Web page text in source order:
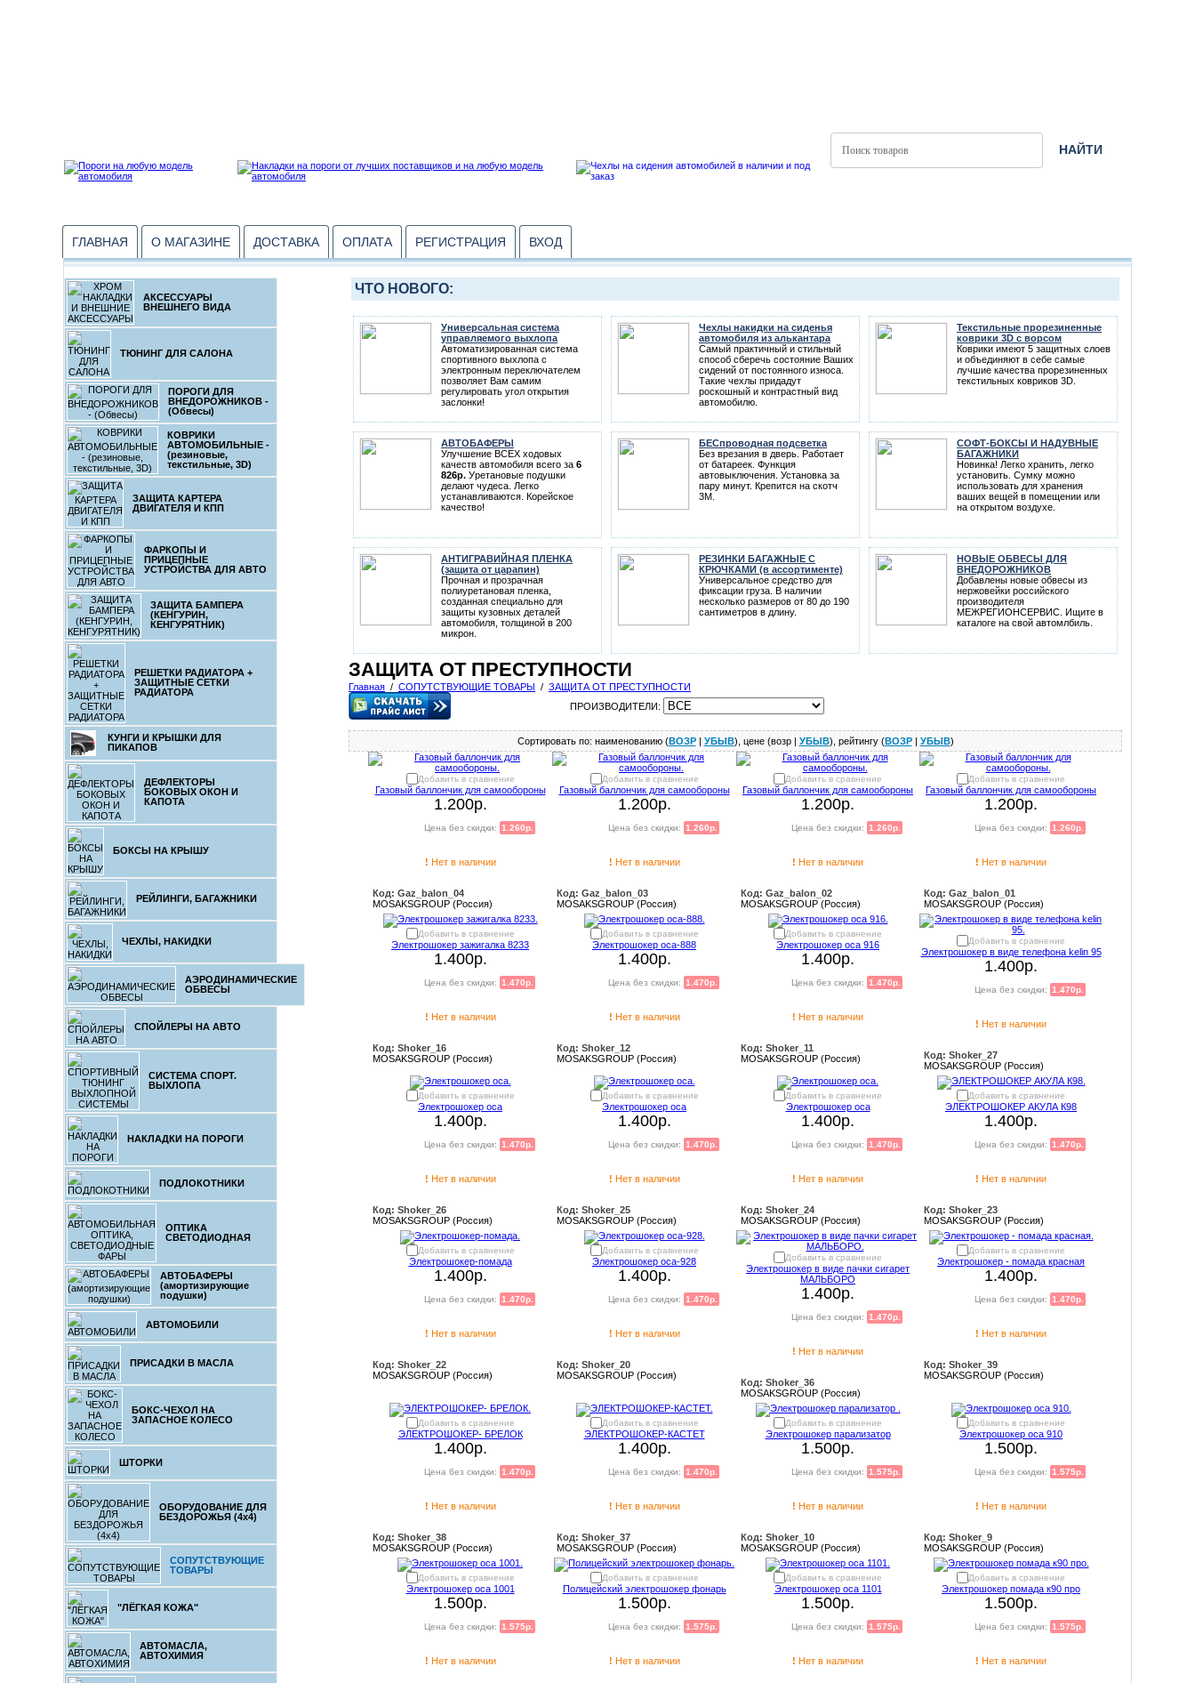
ГЛАВНАЯ О МАГАЗИНЕ ДОСТАВКА ОПЛАТА РЕГИСТРАЦИЯ ВХОД
АКСЕССУАРЫ
ВНЕШНЕГО ВИДА
ТЮНИНГ ДЛЯ САЛОНА
ПОРОГИ ДЛЯ
ВНЕДОРОЖНИКОВ -
(Обвесы)
КОВРИКИ
АВТОМОБИЛЬНЫЕ -
(резиновые,
текстильные, 3D)
ЗАЩИТА КАРТЕРА
ДВИГАТЕЛЯ И КПП
ФАРКОПЫ И
ПРИЦЕПНЫЕ
УСТРОЙСТВА ДЛЯ АВТО
ЗАЩИТА БАМПЕРА
(КЕНГУРИН,
КЕНГУРЯТНИК)
РЕШЕТКИ РАДИАТОРА +
ЗАЩИТНЫЕ СЕТКИ
РАДИАТОРА
КУНГИ И КРЫШКИ ДЛЯ
ПИКАПОВ
ДЕФЛЕКТОРЫ
БОКОВЫХ ОКОН И
КАПОТА
БОКСЫ НА КРЫШУ
РЕЙЛИНГИ, БАГАЖНИКИ
ЧЕХЛЫ, НАКИДКИ
АЭРОДИНАМИЧЕСКИЕ
ОБВЕСЫ
СПОЙЛЕРЫ НА АВТО
СИСТЕМА СПОРТ.
ВЫХЛОПА
НАКЛАДКИ НА ПОРОГИ
ПОДЛОКОТНИКИ
ОПТИКА
СВЕТОДИОДНАЯ
АВТОБАФЕРЫ
(амортизирующие
подушки)
АВТОМОБИЛИ
ПРИСАДКИ В МАСЛА
БОКС-ЧЕХОЛ НА
ЗАПАСНОЕ КОЛЕСО
ШТОРКИ
ОБОРУДОВАНИЕ ДЛЯ
БЕЗДОРОЖЬЯ (4x4)
СОПУТСТВУЮЩИЕ
ТОВАРЫ
"ЛЁГКАЯ КОЖА"
АВТОМАСЛА,
АВТОХИМИЯ
ЧТО НОВОГО:
Универсальная система
управляемого выхлопа
Автоматизированная система
спортивного выхлопа с
электронным переключателем
позволяет Вам самим
регулировать угол открытия
заслонки!
Чехлы накидки на сиденья
автомобиля из алькантара
Самый практичный и стильный
способ сберечь состояние Ваших
сидений от постоянного износа.
Такие чехлы придадут
роскошный и контрастный вид
автомобилю.
Текстильные прорезиненные
коврики 3D с ворсом
Коврики имеют 5 защитных слоев
и объединяют в себе самые
лучшие качества прорезиненных
текстильных ковриков 3D.
АВТОБАФЕРЫ
Улучшение ВСЕХ ходовых
качеств автомобиля всего за 6
826р. Уретановые подушки
делают чудеса. Легко
устанавливаются. Корейское
качество!
БЕСпроводная подсветка
Без врезания в дверь. Работает
от батареек. Функция
автовыключения. Установка за
пару минут. Крепится на скотч
3M.
СОФТ-БОКСЫ И НАДУВНЫЕ
БАГАЖНИКИ
Новинка! Легко хранить, легко
установить. Сумку можно
использовать для хранения
ваших вещей в помещении или
на открытом воздухе.
АНТИГРАВИЙНАЯ ПЛЕНКА
(защита от царапин)
Прочная и прозрачная
полиуретановая пленка,
созданная специально для
защиты кузовных деталей
автомобиля, толщиной в 200
микрон.
РЕЗИНКИ БАГАЖНЫЕ С
КРЮЧКАМИ (в ассортименте)
Универсальное средство для
фиксации груза. В наличии
несколько размеров от 80 до 190
сантиметров в длину.
НОВЫЕ ОБВЕСЫ ДЛЯ
ВНЕДОРОЖНИКОВ
Добавлены новые обвесы из
нержовейки российского
производителя
МЕЖРЕГИОНСЕРВИС. Ищите в
каталоге на свой автомлбиль.
ЗАЩИТА ОТ ПРЕСТУПНОСТИ
Главная / СОПУТСТВУЮЩИЕ ТОВАРЫ / ЗАЩИТА ОТ ПРЕСТУПНОСТИ
ПРОИЗВОДИТЕЛИ:
Сортировать по: наименованию (ВОЗР| УБЫВ), цене (возр | УБЫВ), рейтингу (ВОЗР| УБЫВ)
Добавить в сравнение
Газовый баллончик для самообороны
1.200р.
Цена без скидки: 1.260р.
! Нет в наличии
Код: Gaz_balon_04
MOSAKSGROUP (Россия)
Добавить в сравнение
Газовый баллончик для самообороны
1.200р.
Цена без скидки: 1.260р.
! Нет в наличии
Код: Gaz_balon_03
MOSAKSGROUP (Россия)
Добавить в сравнение
Газовый баллончик для самообороны
1.200р.
Цена без скидки: 1.260р.
! Нет в наличии
Код: Gaz_balon_02
MOSAKSGROUP (Россия)
Добавить в сравнение
Газовый баллончик для самообороны
1.200р.
Цена без скидки: 1.260р.
! Нет в наличии
Код: Gaz_balon_01
MOSAKSGROUP (Россия)
Добавить в сравнение
Электрошокер зажигалка 8233
1.400р.
Цена без скидки: 1.470р.
! Нет в наличии
Код: Shoker_16
MOSAKSGROUP (Россия)
Добавить в сравнение
Электрошокер оса-888
1.400р.
Цена без скидки: 1.470р.
! Нет в наличии
Код: Shoker_12
MOSAKSGROUP (Россия)
Добавить в сравнение
Электрошокер оса 916
1.400р.
Цена без скидки: 1.470р.
! Нет в наличии
Код: Shoker_11
MOSAKSGROUP (Россия)
Добавить в сравнение
Электрошокер в виде телефона kelin 95
1.400р.
Цена без скидки: 1.470р.
! Нет в наличии
Код: Shoker_27
MOSAKSGROUP (Россия)
Добавить в сравнение
Электрошокер оса
1.400р.
Цена без скидки: 1.470р.
! Нет в наличии
Код: Shoker_26
MOSAKSGROUP (Россия)
Добавить в сравнение
Электрошокер оса
1.400р.
Цена без скидки: 1.470р.
! Нет в наличии
Код: Shoker_25
MOSAKSGROUP (Россия)
Добавить в сравнение
Электрошокер оса
1.400р.
Цена без скидки: 1.470р.
! Нет в наличии
Код: Shoker_24
MOSAKSGROUP (Россия)
Добавить в сравнение
ЭЛЕКТРОШОКЕР АКУЛА К98
1.400р.
Цена без скидки: 1.470р.
! Нет в наличии
Код: Shoker_23
MOSAKSGROUP (Россия)
Добавить в сравнение
Электрошокер-помада
1.400р.
Цена без скидки: 1.470р.
! Нет в наличии
Код: Shoker_22
MOSAKSGROUP (Россия)
Добавить в сравнение
Электрошокер оса-928
1.400р.
Цена без скидки: 1.470р.
! Нет в наличии
Код: Shoker_20
MOSAKSGROUP (Россия)
Добавить в сравнение
Электрошокер в виде пачки сигарет
МАЛЬБОРО
1.400р.
Цена без скидки: 1.470р.
! Нет в наличии
Код: Shoker_36
MOSAKSGROUP (Россия)
Добавить в сравнение
Электрошокер - помада красная
1.400р.
Цена без скидки: 1.470р.
! Нет в наличии
Код: Shoker_39
MOSAKSGROUP (Россия)
Добавить в сравнение
ЭЛЕКТРОШОКЕР- БРЕЛОК
1.400р.
Цена без скидки: 1.470р.
! Нет в наличии
Код: Shoker_38
MOSAKSGROUP (Россия)
Добавить в сравнение
ЭЛЕКТРОШОКЕР-КАСТЕТ
1.400р.
Цена без скидки: 1.470р.
! Нет в наличии
Код: Shoker_37
MOSAKSGROUP (Россия)
Добавить в сравнение
Электрошокер парализатор
1.500р.
Цена без скидки: 1.575р.
! Нет в наличии
Код: Shoker_10
MOSAKSGROUP (Россия)
Добавить в сравнение
Электрошокер оса 910
1.500р.
Цена без скидки: 1.575р.
! Нет в наличии
Код: Shoker_9
MOSAKSGROUP (Россия)
Добавить в сравнение
Электрошокер оса 1001
1.500р.
Цена без скидки: 1.575р.
! Нет в наличии
Добавить в сравнение
Полицейский электрошокер фонарь
1.500р.
Цена без скидки: 1.575р.
! Нет в наличии
Добавить в сравнение
Электрошокер оса 1101
1.500р.
Цена без скидки: 1.575р.
! Нет в наличии
Добавить в сравнение
Электрошокер помада к90 про
1.500р.
Цена без скидки: 1.575р.
! Нет в наличии